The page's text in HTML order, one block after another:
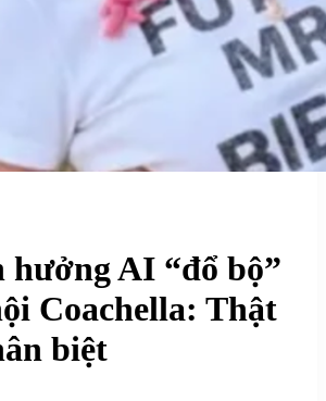
hưởng AI “đổ bộ”
Coachella: Thật
biệt